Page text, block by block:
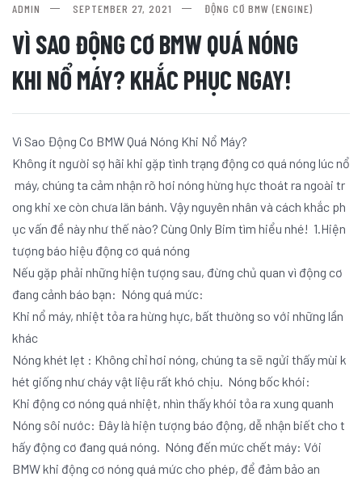
ADMIN SEPTEMBER 27, 2021 ĐỘNG CƠ BMW (ENGINE)
VÌ SAO ĐỘNG CƠ BMW QUÁ NÓNG
KHI NỔ MÁY? KHẮC PHỤC NGAY!
Vì Sao Động Cơ BMW Quá Nóng Khi Nổ Máy?
Không ít người sợ hãi khi gặp tình trạng động cơ quá nóng lúc nổ
máy, chúng ta cảm nhận rõ hơi nóng hừng hực thoát ra ngoài tr
ong khi xe còn chưa lăn bánh. Vậy nguyên nhân và cách khắc ph
ục vấn đề này như thế nào? Cùng Only Bim tìm hiểu nhé! 1.Hiện
tượng báo hiệu động cơ quá nóng
Nếu gặp phải những hiện tượng sau, đừng chủ quan vì động cơ
đang cảnh báo bạn: Nóng quá mức:
Khi nổ máy, nhiệt tỏa ra hừng hực, bất thường so với những lần
khác
Nóng khét lẹt : Không chỉ hơi nóng, chúng ta sẽ ngửi thấy mùi k
hét giống như cháy vật liệu rất khó chịu. Nóng bốc khói:
Khi động cơ nóng quá nhiệt, nhìn thấy khói tỏa ra xung quanh
Nóng sôi nước: Đây là hiện tượng báo động, dễ nhận biết cho t
hấy động cơ đang quá nóng. Nóng đến mức chết máy: Với
BMW khi động cơ nóng quá mức cho phép, để đảm bảo an